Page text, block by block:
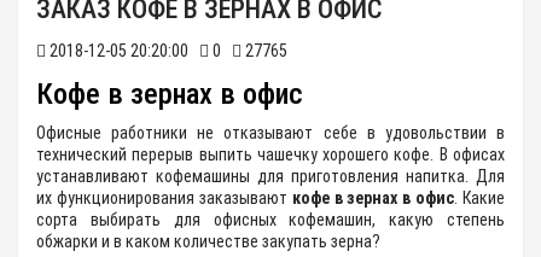
ЗАКАЗ КОФЕ В ЗЕРНАХ В ОФИС
2018-12-05 20:20:00 0 27765
Кофе в зернах в офис
Офисные работники не отказывают себе в удовольствии в
технический перерыв выпить чашечку хорошего кофе. В офисах
устанавливают кофемашины для приготовления напитка. Для
их функционирования заказывают кофе в зернах в офис. Какие
сорта выбирать для офисных кофемашин, какую степень
обжарки и в каком количестве закупать зерна?